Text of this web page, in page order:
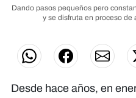
Dando pasos pequeños pero
y se disfruta en proceso de
Desde hace años, en